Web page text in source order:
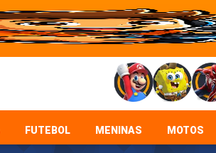
FUTEBOL MENINAS MOTOS